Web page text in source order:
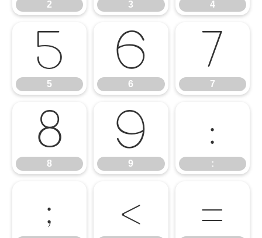
2 3 4
5
5
6
6
7
7
8
8
9
9
:
:
; < =